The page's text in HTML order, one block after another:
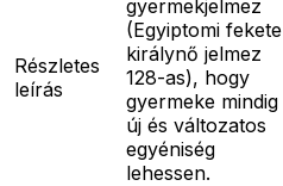
Részletes
leírás
gyermekjelmez
(Egyiptomi fekete
királynő jelmez
128-as), hogy
gyermeke mindig
új és változatos
egyéniség
lehessen.